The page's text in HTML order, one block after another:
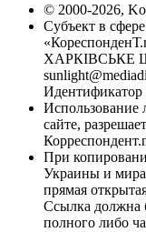
© 2000-2026,
Субъект в
ХАРКІВСЬКЕ
Идентификатор
Использование
сайте,
При
Украины и
прямая
Ссылка должна
полного либо